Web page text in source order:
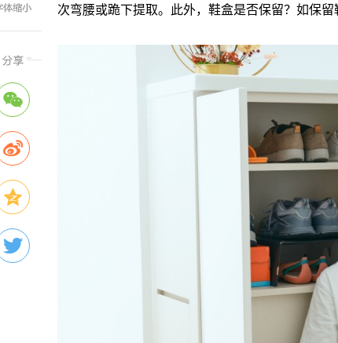
次弯腰或跪下提取。此外，鞋盒是否保留？如保